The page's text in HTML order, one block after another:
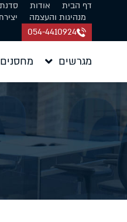
דף הבית אודות
מנהיגות והעצמה
054-4410924
מגרשים מחסנים